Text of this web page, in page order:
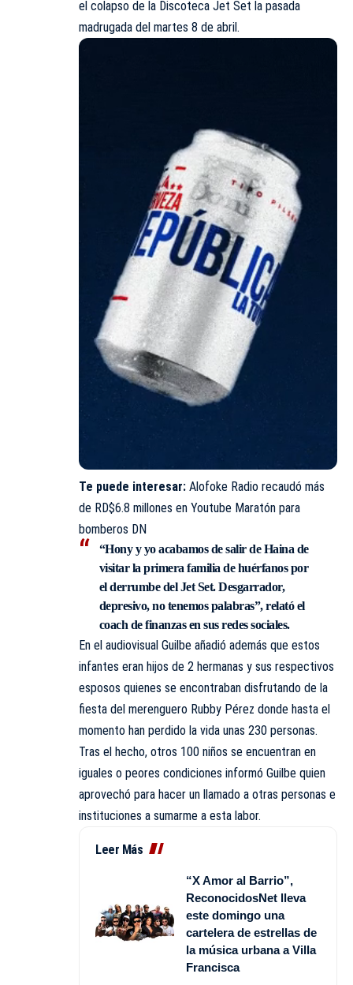
el colapso de la Discoteca Jet Set la pasada
madrugada del martes 8 de abril.
Te puede interesar: Alofoke Radio recaudó más
de RD$6.8 millones en Youtube Maratón para
bomberos DN
“Hony y yo acabamos de salir de Haina de
visitar la primera familia de huérfanos por
el derrumbe del Jet Set. Desgarrador,
depresivo, no tenemos palabras”, relató el
coach de finanzas en sus redes sociales.
En el audiovisual Guilbe añadió además que estos
infantes eran hijos de 2 hermanas y sus respectivos
esposos quienes se encontraban disfrutando de la
fiesta del merenguero Rubby Pérez donde hasta el
momento han perdido la vida unas 230 personas.
Tras el hecho, otros 100 niños se encuentran en
iguales o peores condiciones informó Guilbe quien
aprovechó para hacer un llamado a otras personas e
instituciones a sumarme a esta labor.
Leer Más
“X Amor al Barrio”,
ReconocidosNet lleva
este domingo una
cartelera de estrellas de
la música urbana a Villa
Francisca